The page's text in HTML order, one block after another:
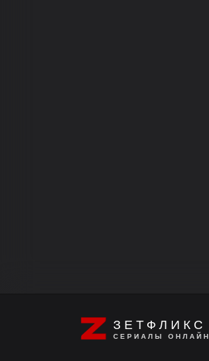
ЗЕТФЛИКС
СЕРИАЛЫ ОНЛАЙН